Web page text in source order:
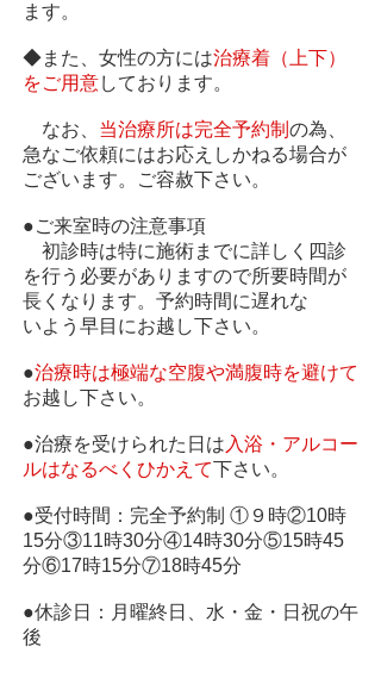
ます。
◆また、女性の方には治療着（上下）
をご用意しております。
なお、 当治療所は完全予約制 の為、
急なご依頼にはお応えしかねる場合が
ございます。ご容赦下さい。
●ご来室時の注意事項
初診時は特に施術までに詳しく四診
を行う必要がありますので所要時間が
長くなります。予約時間に遅れな
いよう早目にお越し下さい。
●治療時は極端な空腹や満腹時を避けて
お越し下さい。
●治療を受けられた日は 入浴・アルコー
ルはなるべくひかえて下さい。
●受付時間：完全予約制 ①９時②10時
15分③11時30分④14時30分⑤15時45
分⑥17時15分⑦18時45分
●休診日：月曜終日、水・金・日祝の午
後